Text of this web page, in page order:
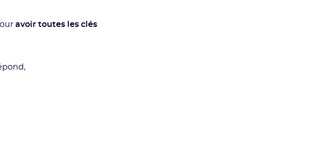
avoir toutes les clés